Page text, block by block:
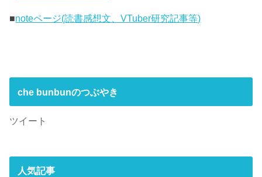
■noteページ(読書感想文、VTuber研究記事等)
che bunbunのつぶやき
ツイート
人気記事